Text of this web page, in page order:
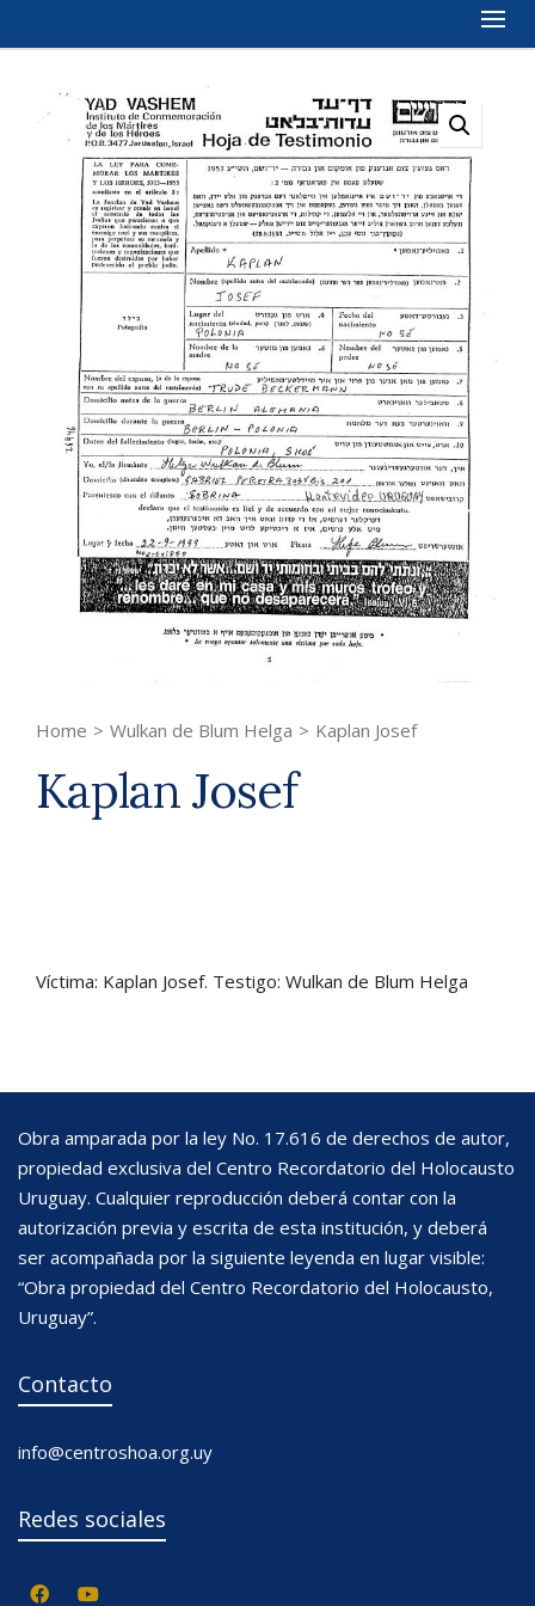
Home > Wulkan de Blum Helga > Kaplan Josef
Kaplan Josef
Víctima: Kaplan Josef. Testigo: Wulkan de Blum Helga
Obra amparada por la ley No. 17.616 de derechos de autor,
propiedad exclusiva del Centro Recordatorio del Holocausto
Uruguay. Cualquier reproducción deberá contar con la
autorización previa y escrita de esta institución, y deberá
ser acompañada por la siguiente leyenda en lugar visible:
“Obra propiedad del Centro Recordatorio del Holocausto,
Uruguay”.
Contacto
info@centroshoa.org.uy
Redes sociales